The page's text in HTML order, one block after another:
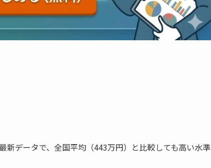
新データで、全国平均（443万円）と比較しても高い水準